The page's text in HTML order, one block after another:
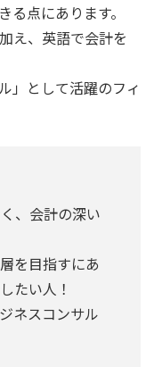
点にあります。
え、英語で会計を
」として活躍のフィ
、会計の深い
を目指すにあ
たい人！
ネスコンサル